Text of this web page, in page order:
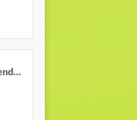
BaWü: Mann springt vor fahrendes Auto und schießt